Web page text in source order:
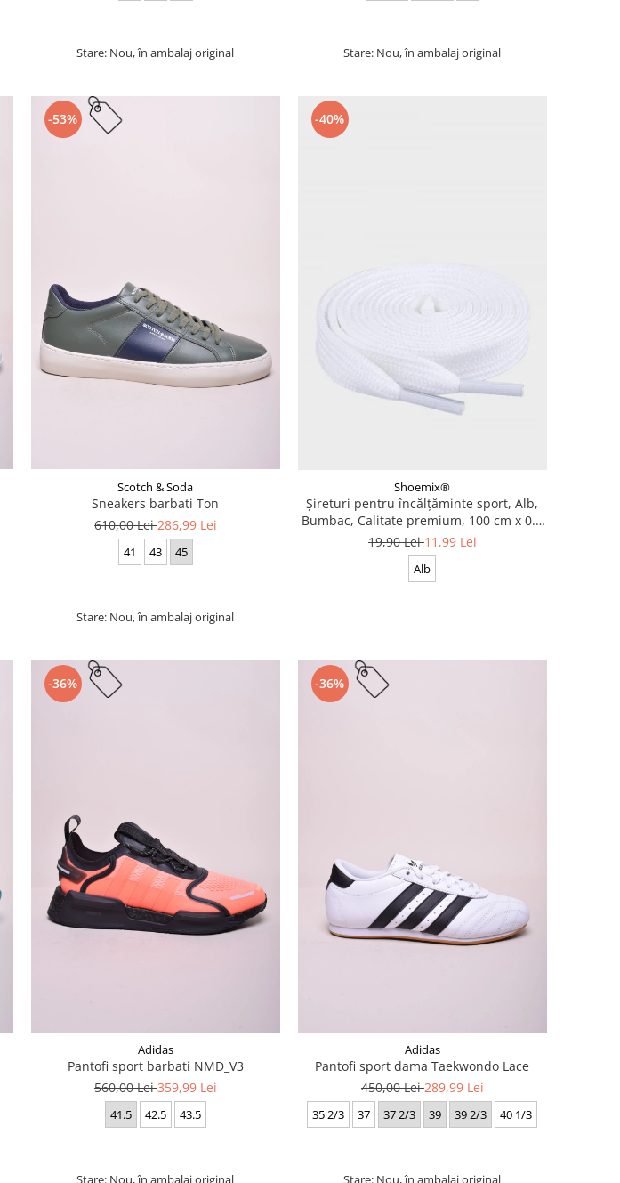
Stare: Nou, în ambalaj original Stare: Nou, în ambalaj original
-53%
Scotch & Soda
Sneakers barbati Ton
610,00 Lei286,99 Lei
41 43 45
Stare: Nou, în ambalaj original
-40%
Shoemix®
Șireturi pentru încălțăminte sport, Alb,
Bumbac, Calitate premium, 100 cm x 0.8
cm
19,90 Lei11,99 Lei
Alb
-36%
Adidas
Pantofi sport barbati NMD_V3
560,00 Lei359,99 Lei
41.5 42.5 43.5
-36%
Adidas
Pantofi sport dama Taekwondo Lace
450,00 Lei289,99 Lei
35 2/3 37 37 2/3 39 39 2/3 40 1/3